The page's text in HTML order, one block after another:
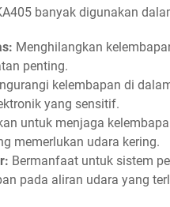
banyak digunakan
Menghilangkan
penting.
kelembapan di
yang sensitif.
untuk menjaga
memerlukan udara kering.
Bermanfaat untuk sistem
pada aliran udara yang